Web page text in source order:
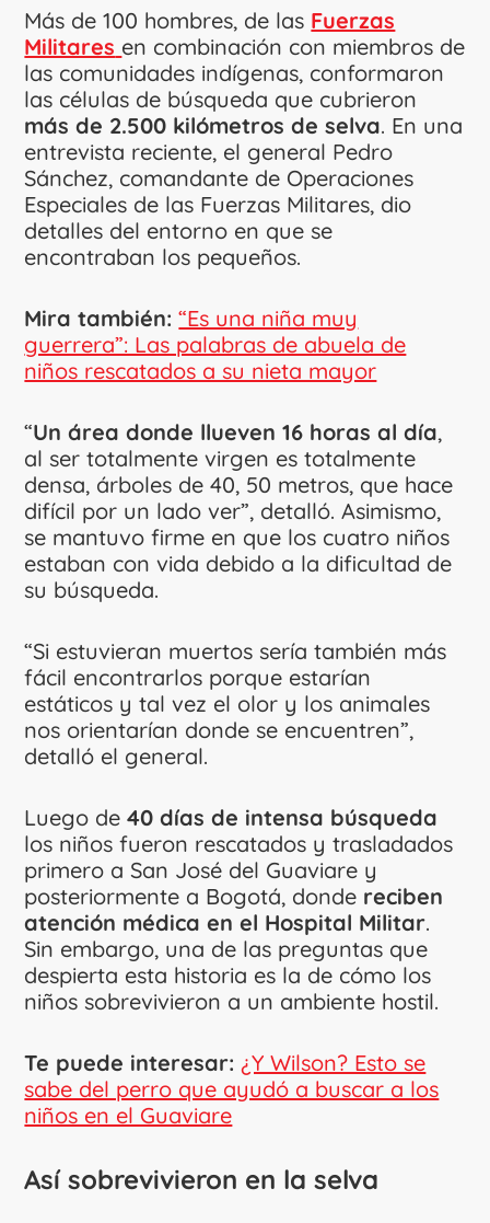
Más de 100 hombres, de las Fuerzas
Militares en combinación con miembros de
las comunidades indígenas, conformaron
las células de búsqueda que cubrieron
más de 2.500 kilómetros de selva. En una
entrevista reciente, el general Pedro
Sánchez, comandante de Operaciones
Especiales de las Fuerzas Militares, dio
detalles del entorno en que se
encontraban los pequeños.
Mira también:“Es una niña muy
guerrera”: Las palabras de abuela de
niños rescatados a su nieta mayor
“Un área donde llueven 16 horas al día,
al ser totalmente virgen es totalmente
densa, árboles de 40, 50 metros, que hace
difícil por un lado ver”, detalló. Asimismo,
se mantuvo firme en que los cuatro niños
estaban con vida debido a la dificultad de
su búsqueda.
“Si estuvieran muertos sería también más
fácil encontrarlos porque estarían
estáticos y tal vez el olor y los animales
nos orientarían donde se encuentren”,
detalló el general.
Luego de40 días de intensa búsqueda
los niños fueron rescatados y trasladados
primero a San José del Guaviare y
posteriormente a Bogotá, donde reciben
atención médica en el Hospital Militar.
Sin embargo, una de las preguntas que
despierta esta historia es la de cómo los
niños sobrevivieron a un ambiente hostil.
Te puede interesar: ¿Y Wilson? Esto se
sabe del perro que ayudó a buscar a los
niños en el Guaviare
Así sobrevivieron en la selva